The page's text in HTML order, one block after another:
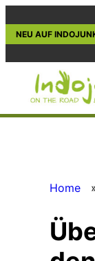
Inhalt
NEU AUF
Home